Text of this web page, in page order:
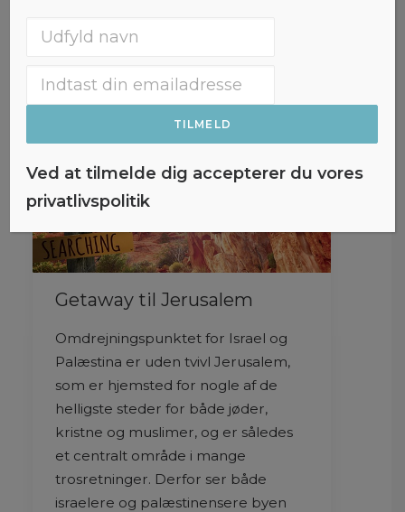
Getaway til Jerusalem
Omdrejningspunktet for Israel og
Palæstina er uden tvivl Jerusalem,
som er hjemsted for nogle af de
helligste steder for både jøder,
kristne og muslimer, og er således
et centralt område i mange
trosretninger. Derfor ser både
israelere og palæstinensere byen
Ved at tilmelde dig accepterer du vores
privatlivspolitik